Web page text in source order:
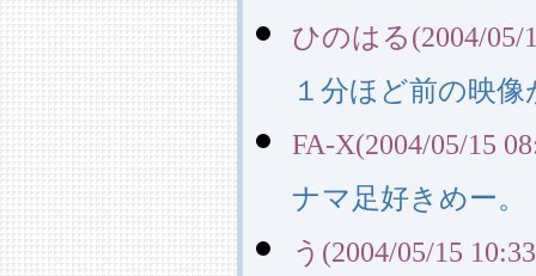
ひのはる(2004/05/
１分ほど前の映
FA-X(2004/05/15
ナマ足好きめー。
う(2004/05/15